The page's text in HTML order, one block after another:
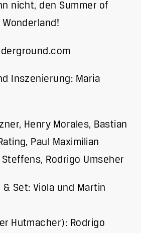
nicht, den Summer of
Inszenierung: Maria
Henry Morales, Bastian
Paul Maximilian
Rodrigo Umseher
& Set: Viola und Martin
Hutmacher): Rodrigo